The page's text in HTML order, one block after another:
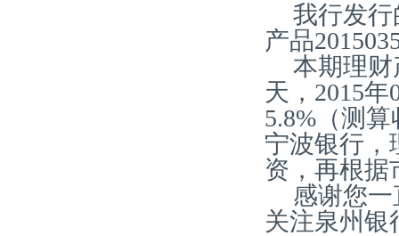
我行发行
产品
本期理财
天，2015
5.8%（测
宁波银行，
资，再根据
感谢您
关注泉州银